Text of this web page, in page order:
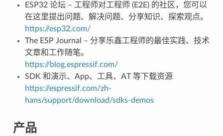
ESP32 论坛 – 工程师对工程师 (E2E) 的社区，您可以
在这里提出问题、解决问题、分享知识、探索观点。
https://esp32.com/
The ESP Journal – 分享乐鑫工程师的最佳实践、技术
文章和工作随笔。
https://blog.espressif.com/
SDK 和演示、App、工具、AT 等下载资源
https://espressif.com/zh-
hans/support/download/sdks-demos
产品